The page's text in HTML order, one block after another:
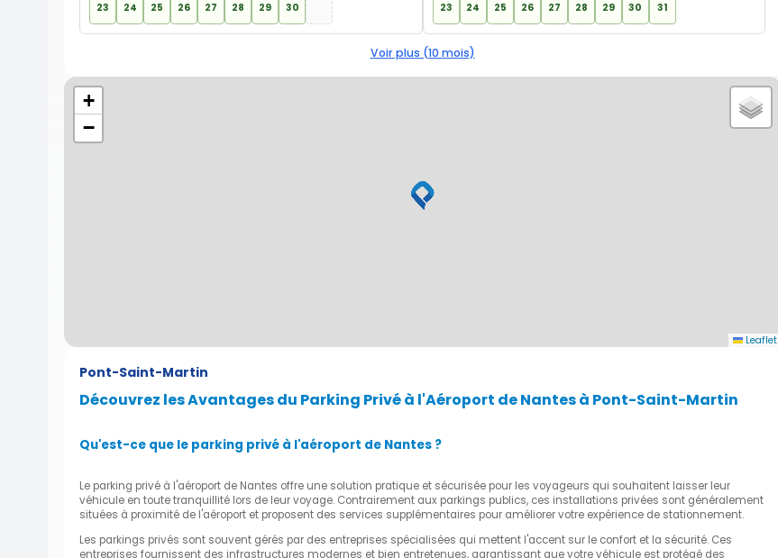
23 24 25 26 27 28 29 30 23 24 25 26 27 28 29 30 31
Voir plus (10 mois)
+
−
Leaflet
Pont-Saint-Martin
Découvrez les Avantages du Parking Privé à l'Aéroport de Nantes à Pont-Saint-Martin
Qu'est-ce que le parking privé à l'aéroport de Nantes ?
Le parking privé à l'aéroport de Nantes offre une solution pratique et sécurisée pour les voyageurs qui souhaitent laisser leur
véhicule en toute tranquillité lors de leur voyage. Contrairement aux parkings publics, ces installations privées sont généralement
situées à proximité de l'aéroport et proposent des services supplémentaires pour améliorer votre expérience de stationnement.
Les parkings privés sont souvent gérés par des entreprises spécialisées qui mettent l'accent sur le confort et la sécurité. Ces
entreprises fournissent des infrastructures modernes et bien entretenues, garantissant que votre véhicule est protégé des